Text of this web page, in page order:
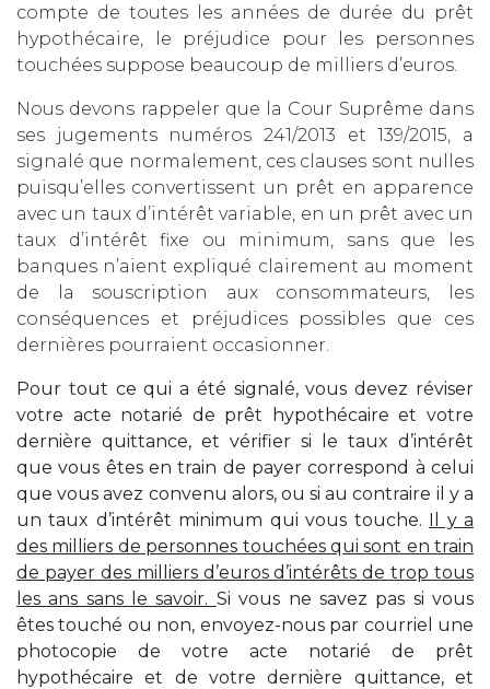
compte de toutes les années de durée du prêt
hypothécaire, le préjudice pour les personnes
touchées suppose beaucoup de milliers d’euros.
Nous devons rappeler que la Cour Suprême dans
ses jugements numéros 241/2013 et 139/2015, a
signalé que normalement, ces clauses sont nulles
puisqu’elles convertissent un prêt en apparence
avec un taux d’intérêt variable, en un prêt avec un
taux d’intérêt fixe ou minimum, sans que les
banques n’aient expliqué clairement au moment
de la souscription aux consommateurs, les
conséquences et préjudices possibles que ces
dernières pourraient occasionner.
Pour tout ce qui a été signalé, vous devez réviser
votre acte notarié de prêt hypothécaire et votre
dernière quittance, et vérifier si le taux d’intérêt
que vous êtes en train de payer correspond à celui
que vous avez convenu alors, ou si au contraire il y a
un taux d’intérêt minimum qui vous touche. Il y a
des milliers de personnes touchées qui sont en train
de payer des milliers d’euros d’intérêts de trop tous
les ans sans le savoir. Si vous ne savez pas si vous
êtes touché ou non, envoyez-nous par courriel une
photocopie de votre acte notarié de prêt
hypothécaire et de votre dernière quittance, et